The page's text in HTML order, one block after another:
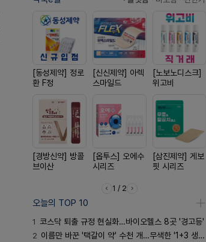
[동성제약] 정로
환 F정
[신신제약] 아렉
스마일드
[노보노디스크]
위고비
[경방신약] 방콜
브이산
[옵투스] 오에수
시리즈
[삼진제약] 게보
핏 시리즈
1 / 2
오늘의 TOP 10
1 코스닥 퇴출 규정 현실화…바이오헬스 8곳 '경고등'
2 이름만 바꾼 '택갈이 약' 수천 개…무색한 '1+3 생동'